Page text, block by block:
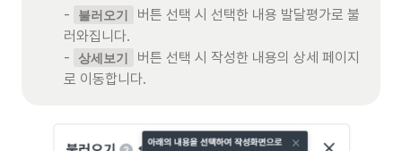
- 불러오기
버튼 선택 시 선택한 내용 발달평가로 불
러와집니다.
-
상세보기
버튼 선택 시 작성한 내용의 상세 페이지
로 이동합니다.